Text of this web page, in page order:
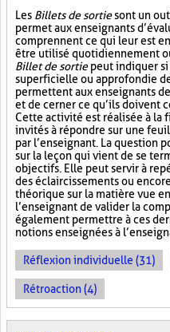
Les Billets de sortiesont un
permet aux enseignants
comprennent ce qui leur est
être utilisé quotidiennement
Billet de sortiepeut indiquer si
superficielle ou approfondie
permettent aux enseignants
et de cerner ce qu’ils doivent
Cette activité est réalisée à la
invités à répondre sur une
par l’enseignant. La question
sur la leçon qui vient de se
objectifs. Elle peut servir à
des éclaircissements ou
théorique sur la matière vue
l’enseignant de valider la
également permettre à ces
notions enseignées à
Réflexion individuelle (31)
Rétroaction (4)